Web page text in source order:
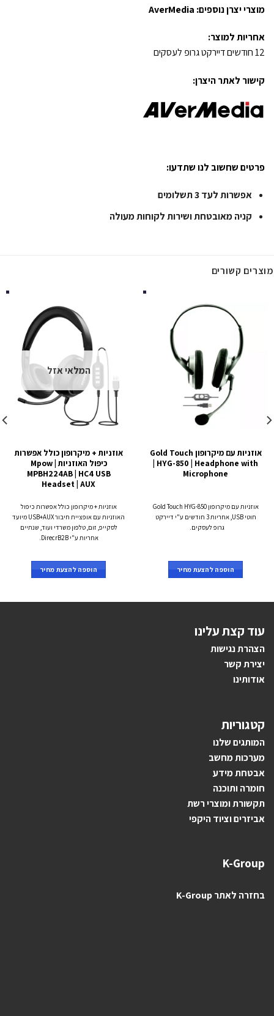
מוצרי יצרן נוספים: AverMedia
אחריות למוצר:
12 חודשים דיירקט גרופ לעסקים
קישור לאתר היצרן:
פרטים שחשוב לנו שתדעו:
אפשרות לעד 3 תשלומים
קניה מאובטחת ושירות לקוחות מעולה
מוצרים קשורים
אוזניות עם מיקרופון Gold Touch
| HYG-850 | Headphone with
Microphone
אוזניות עם מיקרופון Gold Touch HYG-850
חוטי USB, אחריות 3 חודשים ע"י דיירקט
גרופ לעסקים.
הוספה להצעת מחיר
המלאי אזל
אוזניות + מיקרופון כולל אפשרות
כיפול האוזניות Mpow |
MPBH224AB | HC4 USB
Headset | AUX
אוזניות + מיקרופון כולל אפשרות כיפול
האוזניות עם אופציית חיבור USB+AUX מיועד
לסקייפ, זום, טלפון משרדי ועוד, שנתיים
אחריות ע"י DirecrB2B.
הוספה להצעת מחיר
עוד קצת עלינו
הצהרת נגישות
יצירת קשר
אודותינו
קטגוריות
המותגים שלנו
מערכות מחשב
אבטחת מידע
חומרה ותוכנה
תקשורת ומוצרי רשת
אביזרים וציוד היקפי
K-Group
בחזרה לאתר K-Group